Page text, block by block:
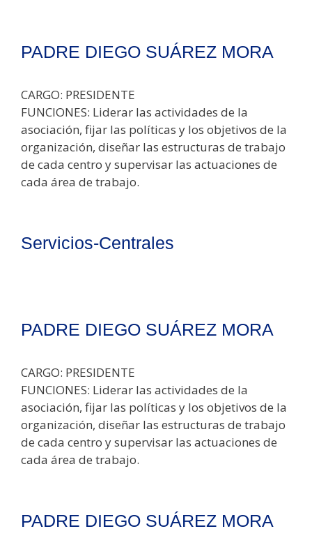
PADRE DIEGO SUÁREZ MORA
CARGO: PRESIDENTE
FUNCIONES: Liderar las actividades de la
asociación, fijar las políticas y los objetivos de la
organización, diseñar las estructuras de trabajo
de cada centro y supervisar las actuaciones de
cada área de trabajo.
Servicios-Centrales
PADRE DIEGO SUÁREZ MORA
CARGO: PRESIDENTE
FUNCIONES: Liderar las actividades de la
asociación, fijar las políticas y los objetivos de la
organización, diseñar las estructuras de trabajo
de cada centro y supervisar las actuaciones de
cada área de trabajo.
PADRE DIEGO SUÁREZ MORA